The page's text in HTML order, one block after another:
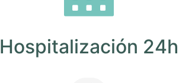
Hospitalización 24h